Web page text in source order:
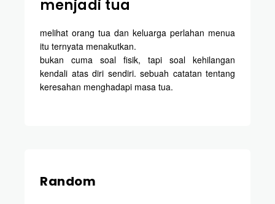
menjadi tua
melihat orang tua dan keluarga perlahan menua
itu ternyata menakutkan.
bukan cuma soal fisik, tapi soal kehilangan
kendali atas diri sendiri. sebuah catatan tentang
keresahan menghadapi masa tua.
Random